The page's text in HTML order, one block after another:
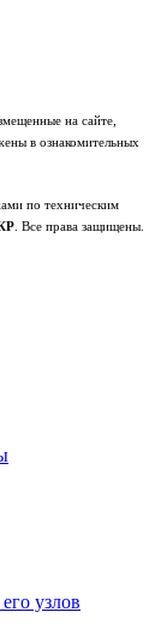
на сайте,
в ознакомительных
по техническим
. Все права защищены.
узлов